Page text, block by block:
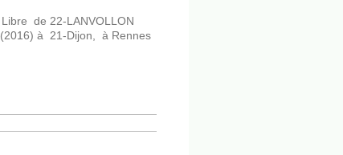
de 22-LANVOLLON
à 21-Dijon, à Rennes